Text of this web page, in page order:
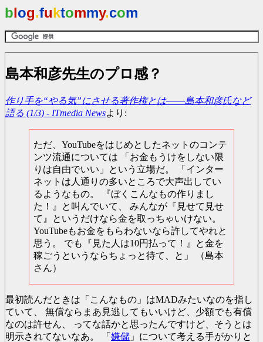
blog.fuktommy.com
島本和彦先生のプロ感？
作り手を“やる気”にさせる著作権とは――島本和彦氏など
語る (1/3) - ITmedia Newsより:
ただ、YouTubeをはじめとしたネットのコンテ
ンツ流通については 「お金もうけをしない限
りは自由でいい」という立場だ。 「インター
ネットは人通りの多いところで大声出してい
るようなもの。 『ぼくこんなもの作りまし
た！』と叫んでいて、 みんなが『見せて見せ
て』というだけなら金を取っちゃいけない。
YouTubeもお金をもらわないなら許してやれと
思う。 でも『見た人は10円払って！』と金を
稼ごうというならちょっと待て、と」 （島本
さん）
最初読んだときは「こんなもの」はMADみたいなのを指し
ていて、 無償ならまあ見逃してもいいけど、少額でも有償
なのは許せん、 ってな話かと思ったんですけど、そうとは
明示されてないなあ。 「 嫌儲 」について考える手がかりと